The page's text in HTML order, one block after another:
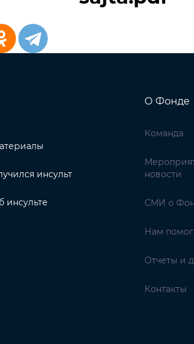
инсульт
инсульте
О Фонде
Команда
новости
СМИ о
Нам
Отчеты и
Контакты